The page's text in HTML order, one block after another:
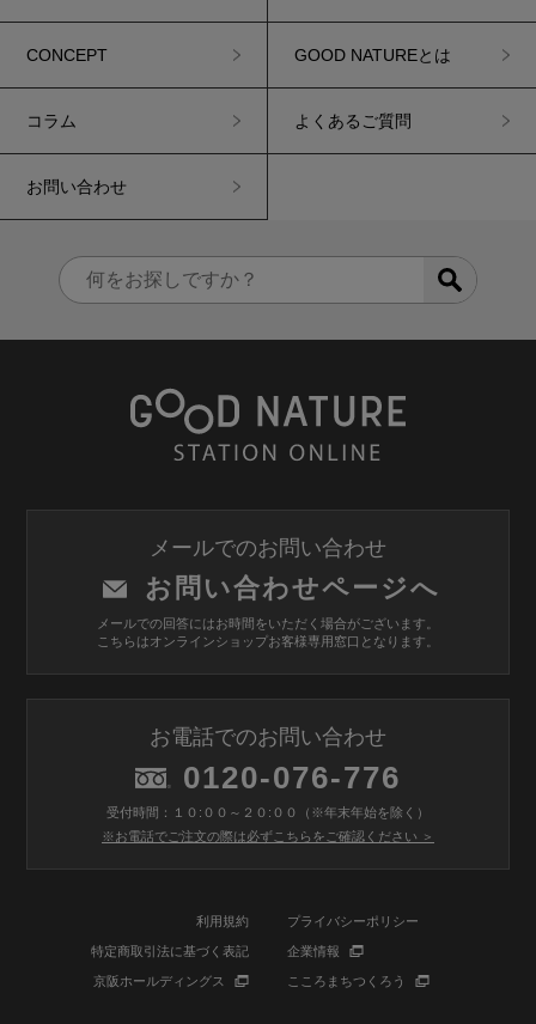
CONCEPT GOOD NATUREとは
コラム よくあるご質問
お問い合わせ
メールでのお問い合わせ
お問い合わせページへ
メールでの回答にはお時間をいただく場合がございます。
こちらはオンラインショップお客様専用窓口となります。
お電話でのお問い合わせ
0120-076-776
受付時間：１０:００～２０:００（※年末年始を除く）
※お電話でご注文の際は必ずこちらをご確認ください ＞
利用規約 プライバシーポリシー
特定商取引法に基づく表記 企業情報
京阪ホールディングス こころまちつくろう